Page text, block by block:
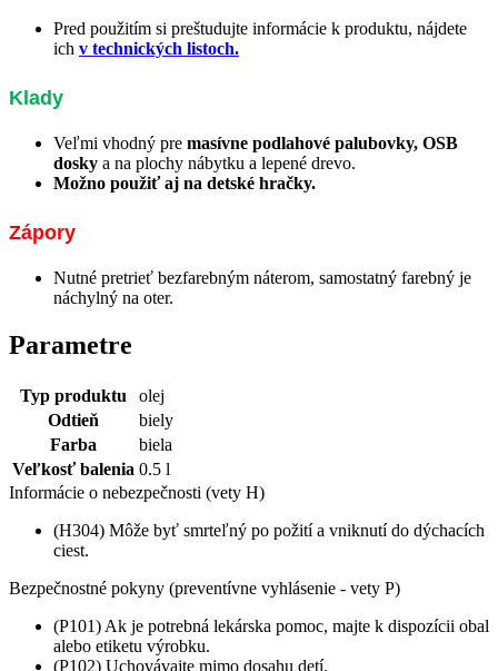
Pred použitím si preštudujte informácie k produktu, nájdete
ich v technických listoch.
Klady
Veľmi vhodný pre masívne podlahové palubovky, OSB
dosky a na plochy nábytku a lepené drevo.
Možno použiť aj na detské hračky.
Zápory
Nutné pretrieť bezfarebným náterom, samostatný farebný je
náchylný na oter.
Parametre
Typ produktu
olej
Odtieň
biely
Farba
biela
Veľkosť balenia 0.5 l
Informácie o nebezpečnosti (vety H)
(H304) Môže byť smrteľný po požití a vniknutí do dýchacích
ciest.
Bezpečnostné pokyny (preventívne vyhlásenie - vety P)
(P101) Ak je potrebná lekárska pomoc, majte k dispozícii obal
alebo etiketu výrobku.
(P102) Uchovávajte mimo dosahu detí.